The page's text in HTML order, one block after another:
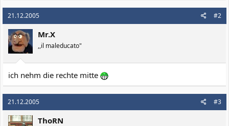
21.12.2005 #2
Mr.X
,,il maleducato"
ich nehm die rechte mitte
21.12.2005 #3
ThoRN